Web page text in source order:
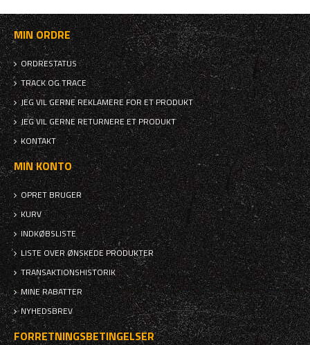
MIN ORDRE
ORDRESTATUS
TRACK OG TRACE
JEG VIL GERNE REKLAMERE FOR ET PRODUKT
JEG VIL GERNE RETURNERE ET PRODUKT
KONTAKT
MIN KONTO
OPRET BRUGER
KURV
INDKØBSLISTE
LISTE OVER ØNSKEDE PRODUKTER
TRANSAKTIONSHISTORIK
MINE RABATTER
NYHEDSBREV
FORRETNINGSBETINGELSER